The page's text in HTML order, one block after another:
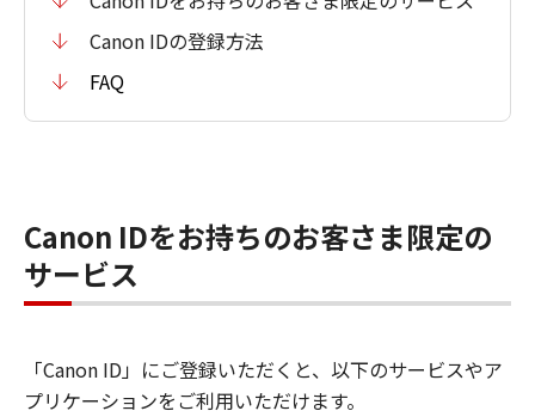
Canon IDの登録方法
FAQ
Canon IDをお持ちのお客さま限定の
サービス
「Canon ID」にご登録いただくと、以下のサービスやア
プリケーションをご利用いただけます。